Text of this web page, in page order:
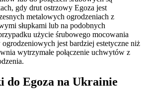
gdy drut ostrzowy Egoza jest
metalowych ogrodzeniach z
słupkami lub na podobnych
użycie śrubowego mocowania
jest bardziej estetyczne niż
wytrzymałe połączenie uchwytów z
do Egoza na Ukrainie